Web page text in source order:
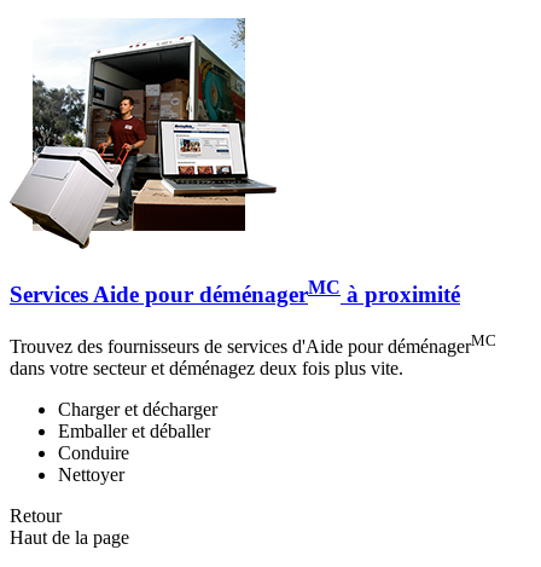
Services Aide pour déménagerMC à proximité
Trouvez des fournisseurs de services d'Aide pour déménagerMC
dans votre secteur et déménagez deux fois plus vite.
Charger et décharger
Emballer et déballer
Conduire
Nettoyer
Retour
Haut de la page